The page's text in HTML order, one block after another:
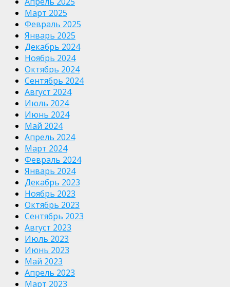
Март 2025
Февраль 2025
Январь 2025
Декабрь 2024
Ноябрь 2024
Октябрь 2024
Сентябрь 2024
Август 2024
Июль 2024
Июнь 2024
Май 2024
Апрель 2024
Март 2024
Февраль 2024
Январь 2024
Декабрь 2023
Ноябрь 2023
Октябрь 2023
Сентябрь 2023
Август 2023
Июль 2023
Июнь 2023
Май 2023
Апрель 2023
Март 2023